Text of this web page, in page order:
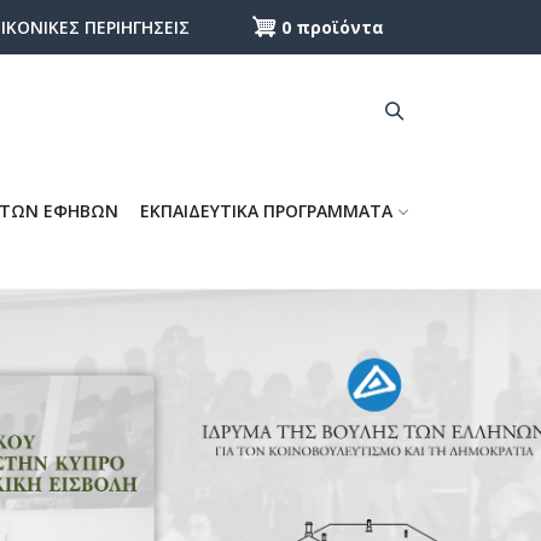
ΠΕΡΙΗΓΗΣΕΙΣ 0 προϊόντα
ΕΦΗΒΩΝ ΕΚΠΑΙΔΕΥΤΙΚΑ ΠΡΟΓΡΑΜΜΑΤΑ